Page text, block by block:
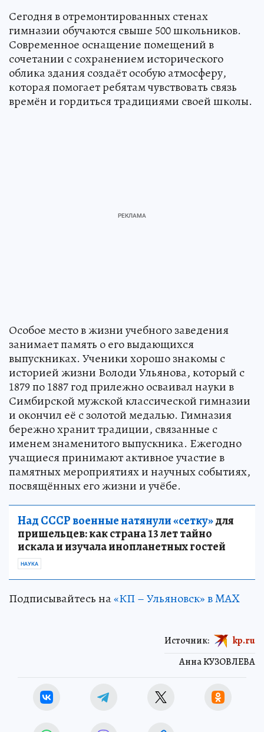
Сегодня в отремонтированных стенах
гимназии обучаются свыше 500 школьников.
Современное оснащение помещений в
сочетании с сохранением исторического
облика здания создаёт особую атмосферу,
которая помогает ребятам чувствовать связь
времён и гордиться традициями своей школы.
Особое место в жизни учебного заведения
занимает память о его выдающихся
выпускниках. Ученики хорошо знакомы с
историей жизни Володи Ульянова, который с
1879 по 1887 год прилежно осваивал науки в
Симбирской мужской классической гимназии
и окончил её с золотой медалью. Гимназия
бережно хранит традиции, связанные с
именем знаменитого выпускника. Ежегодно
учащиеся принимают активное участие в
памятных мероприятиях и научных событиях,
посвящённых его жизни и учёбе.
Над СССР военные натянули «сетку»для
пришельцев: как страна 13 лет тайно
искала и изучала инопланетных гостей
НАУКА
Подписывайтесь на«КП – Ульяновск» в MAX
Анна КУЗОВЛЕВА
Источник: kp.ru